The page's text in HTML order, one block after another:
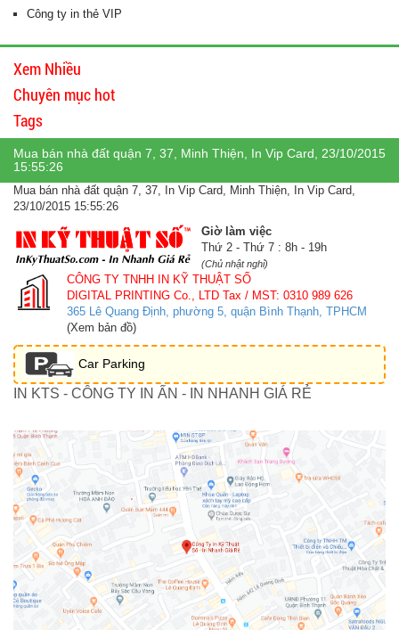
Công ty in thẻ VIP
Xem Nhiều
Chuyên mục hot
Tags
Mua bán nhà đất quận 7, 37, Minh Thiện, In Vip Card, 23/10/2015
15:55:26
Mua bán nhà đất quận 7, 37, In Vip Card, Minh Thiện, In Vip Card,
23/10/2015 15:55:26
Giờ làm việc
Thứ 2 - Thứ 7 : 8h - 19h
(Chủ nhật nghỉ)
CÔNG TY TNHH IN KỸ THUẬT SỐ
DIGITAL PRINTING Co., LTD Tax / MST: 0310 989 626
365 Lê Quang Định, phường 5, quận Bình Thạnh, TPHCM
(Xem bản đồ)
Car Parking
IN KTS - CÔNG TY IN ẤN - IN NHANH GIÁ RẺ